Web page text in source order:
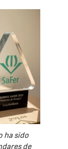
ha sido
de